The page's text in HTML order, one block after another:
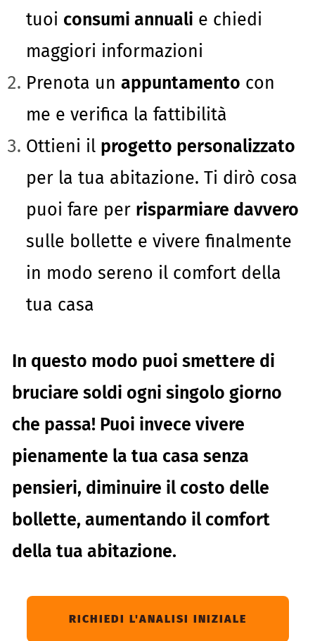
tuoi consumi annuali e chiedi
maggiori informazioni
Prenota un appuntamento con
me e verifica la fattibilità
Ottieni il progetto personalizzato
per la tua abitazione. Ti dirò cosa
puoi fare per risparmiare davvero
sulle bollette e vivere finalmente
in modo sereno il comfort della
tua casa
In questo modo puoi smettere di
bruciare soldi ogni singolo giorno
che passa! Puoi invece vivere
pienamente la tua casa senza
pensieri, diminuire il costo delle
bollette, aumentando il comfort
della tua abitazione.
RICHIEDI L'ANALISI INIZIALE